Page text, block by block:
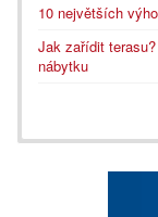
10 největších
Jak zařídit
nábytku